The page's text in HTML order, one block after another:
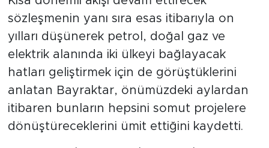
sözleşmenin yanı sıra esas itibarıyla on
yılları düşünerek petrol, doğal gaz ve
elektrik alanında iki ülkeyi bağlayacak
hatları geliştirmek için de görüştüklerini
anlatan Bayraktar, önümüzdeki aylardan
itibaren bunların hepsini somut projelere
dönüştüreceklerini ümit ettiğini kaydetti.